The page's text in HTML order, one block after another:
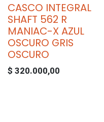
CASCO INTEGRAL
SHAFT 562 R
MANIAC-X AZUL
OSCURO GRIS
OSCURO
$ 320.000,00